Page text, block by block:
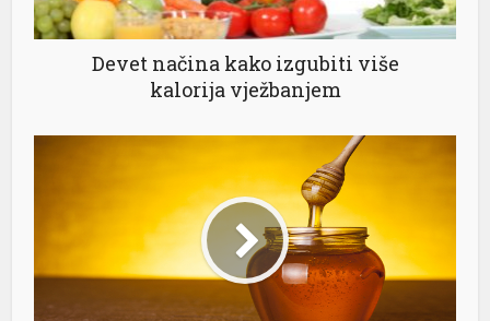
Devet načina kako izgubiti više
kalorija vježbanjem